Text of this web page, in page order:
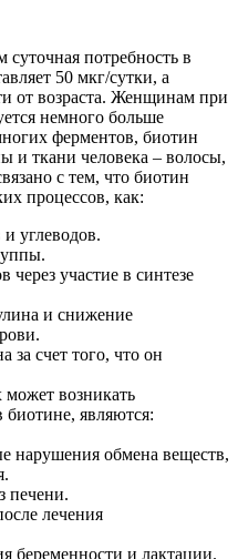
суточная потребность в
50 мкг/сутки, а
от возраста. Женщинам при
немного больше
ферментов, биотин
и ткани человека – волосы,
с тем, что биотин
процессов, как:
углеводов.
через участие в синтезе
и снижение
за счет того, что он
возникать
являются:
нарушения обмена веществ,
печени.
лечения
беременности и лактации.